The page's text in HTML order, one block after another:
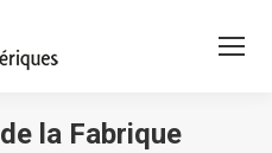
la Fabrique